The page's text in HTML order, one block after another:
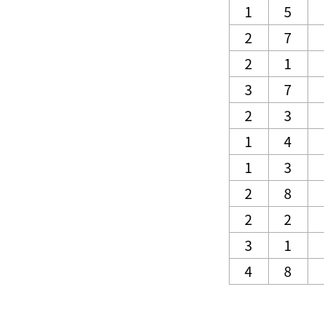
1
5
2
7
2
1
3
7
2
3
1
4
1
3
2
8
2
2
3
1
4
8